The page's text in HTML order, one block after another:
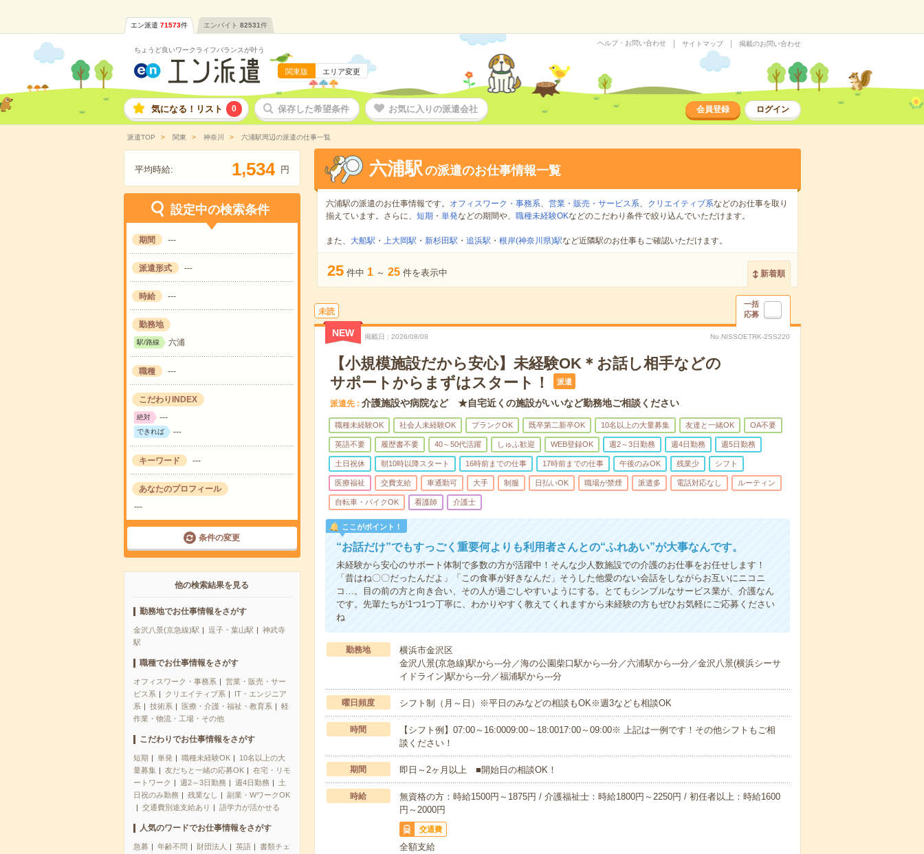
エン派遣 71573件 エンバイト 82531件
ちょうど良いワークライフバランスが叶う
関東版 エリア変更
ヘルプ・お問い合わせ サイトマップ 掲載のお問い合わせ
気になる！リスト 0 保存した希望条件 お気に入りの派遣会社 会員登録 ログイン
派遣TOP 関東 神奈川 六浦駅周辺の派遣の仕事一覧
平均時給: 1,534 円
設定中の検索条件
期間 ---
派遣形式 ---
時給 ---
勤務地
駅/路線 六浦
職種 ---
こだわりINDEX
絶対 ---
できれば ---
キーワード ---
あなたのプロフィール
---
条件の変更
他の検索結果を見る
勤務地でお仕事情報をさがす
金沢八景(京急線)駅 逗子・葉山駅
神武寺
駅
職種でお仕事情報をさがす
オフィスワーク・事務系
営業・販売・サー
ビス系
クリエイティブ系
IT・エンジニア
系
技術系 医療・介護・福祉・教育系
軽
作業・物流・工場・その他
こだわりでお仕事情報をさがす
短期 単発 職種未経験OK
10名以上の大
量募集
友だちと一緒の応募OK
在宅・リモ
ートワーク
週2～3日勤務 週4日勤務
土
日祝のみ勤務
残業なし
副業・WワークOK
交通費別途支給あり
語学力が活かせる
人気のワードでお仕事情報をさがす
急募 年齢不問 財団法人 英語
書類チェ
六浦駅の派遣のお仕事情報一覧
六浦駅の派遣のお仕事情報です。 オフィスワーク・事務系、 営業・販売・サービス系、 クリエイティブ系などのお仕事を取り
揃えています。さらに、 短期 ・ 単発などの期間や、 職種未経験OKなどのこだわり条件で絞り込んでいただけます。
また、 大船駅 ・ 上大岡駅 ・ 新杉田駅 ・ 追浜駅 ・ 根岸(神奈川県)駅など近隣駅のお仕事もご確認いただけます。
25 件中 1 ～ 25 件を表示中 新着順
未読
一括
応募
NEW 掲載日 2026/08/08 No.NISSOETRK-2SS220
【小規模施設だから安心】未経験OK＊お話し相手などの
サポートからまずはスタート！
派遣
派遣先 介護施設や病院など ★自宅近くの施設がいいなど勤務地ご相談ください
職種未経験OK 社会人未経験OK ブランクOK 既卒第二新卒OK 10名以上の大量募集 友達と一緒OK OA不要
英語不要 履歴書不要 40～50代活躍 しゅふ歓迎 WEB登録OK 週2～3日勤務 週4日勤務 週5日勤務
土日祝休 朝10時以降スタート 16時前までの仕事 17時前までの仕事 午後のみOK 残業少 シフト
医療福祉 交費支給 車通勤可 大手 制服 日払いOK 職場が禁煙 派遣多 電話対応なし ルーティン
自転車・バイクOK 看護師 介護士
ここがポイント！
“お話だけ”でもすっごく重要何よりも利用者さんとの“ふれあい”が大事なんです。
未経験から安心のサポート体制で多数の方が活躍中！そんな少人数施設での介護のお仕事をお任せします！
「昔はね〇〇だったんだよ」「この食事が好きなんだ」そうした他愛のない会話をしながらお互いにニコニ
コ…。目の前の方と向き合い、その人が過ごしやすいようにする。とてもシンプルなサービス業が、介護なん
です。先輩たちが1つ1つ丁寧に、わかりやすく教えてくれますから未経験の方もぜひお気軽にご応募ください
ね
勤務地
横浜市金沢区
金沢八景(京急線)駅から---分／海の公園柴口駅から---分／六浦駅から---分／金沢八景(横浜シーサ
イドライン)駅から---分／福浦駅から---分
曜日頻度 シフト制（月～日）※平日のみなどの相談もOK※週3なども相談OK
時間
【シフト例】07:00～16:0009:00～18:0017:00～09:00※ 上記は一例です！その他シフトもご相
談ください！
期間 即日～2ヶ月以上 ■開始日の相談OK！
時給
無資格の方：時給1500円～1875円 / 介護福祉士：時給1800円～2250円 / 初任者以上：時給1600
円～2000円
交通費
全額支給